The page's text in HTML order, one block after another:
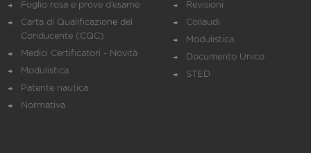
Foglio rosa e prove d’esame
Carta di Qualificazione del
Conducente (CQC)
Medici Certificatori - Novità
Modulistica
Patente nautica
Normativa
Revisioni
Collaudi
Modulistica
Documento Unico
STED